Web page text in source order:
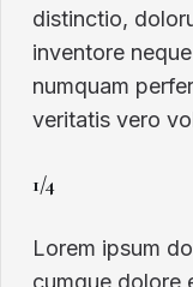
distinctio,
inventore
numquam
veritatis vero
1/4
Lorem ipsum